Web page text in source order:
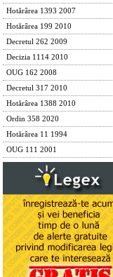
Hotărârea 1393 2007
Hotărârea 199 2010
Decretul 262 2009
Decizia 1114 2010
OUG 162 2008
Decretul 317 2010
Hotărârea 1388 2010
Ordin 358 2020
Hotărârea 11 1994
OUG 111 2001